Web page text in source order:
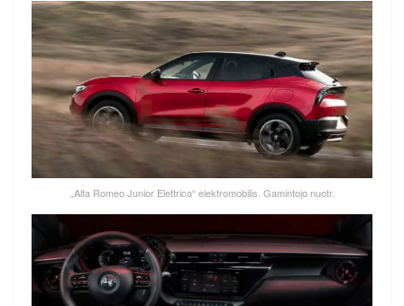
„Alfa Romeo Junior Elettrica“ elektromobilis. Gamintojo nuotr.